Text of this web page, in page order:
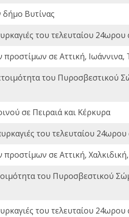
δήμο Βυτίνας
του τελευταίου
προστίμων σε Αττική,
του
σε Πειραιά και Κέρκυρα
του τελευταίου
προστίμων σε Αττική,
του Πυροσβεστικού
του τελευταίου